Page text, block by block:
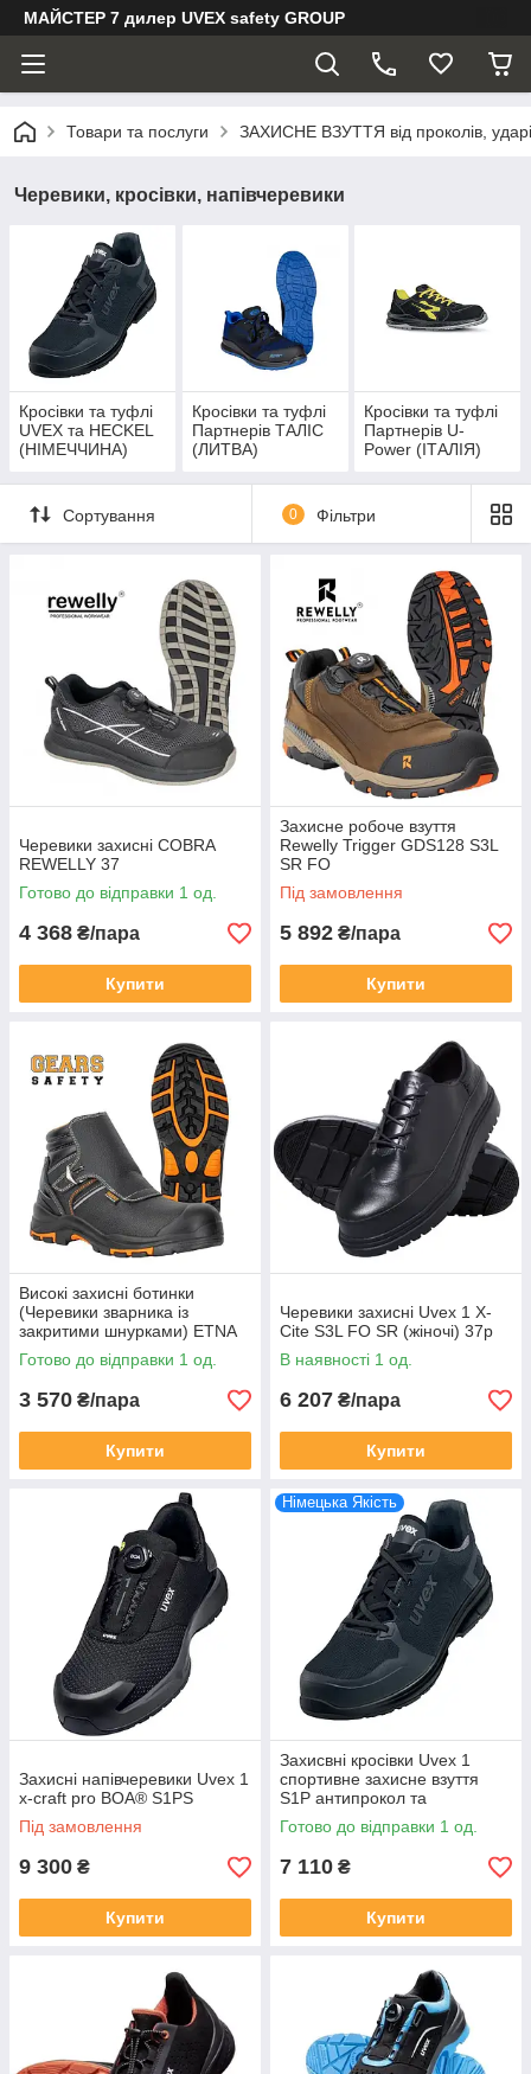
МАЙСТЕР 7 дилер UVEX safety GROUP
Товари та послуги ЗАХИСНЕ ВЗУТТЯ від проколів,
Черевики, кросівки, напівчеревики
Кросівки та туфлі
UVEX та HECKEL
(НІМЕЧЧИНА)
Кросівки та туфлі
Партнерів ТАЛІС
(ЛИТВА)
Кросівки та туфлі
Партнерів U-
Power (ІТАЛІЯ)
Сортування 0 Фільтри
Черевики захисні COBRA
REWELLY 37
Готово до відправки 1 од.
4 368 ₴/пара
Купити
Захисне робоче взуття
Rewelly Trigger GDS128 S3L
SR FO
Під замовлення
5 892 ₴/пара
Купити
Високі захисні ботинки
(Черевики зварника із
закритими шнурками) ETNA
Gears Safety S3L SR HRO 42
Готово до відправки 1 од.
3 570 ₴/пара
Купити
Черевики захисні Uvex 1 X-
Cite S3L FO SR (жіночі) 37р
В наявності 1 од.
6 207 ₴/пара
Купити
Захисні напівчеревики Uvex 1
x-craft pro BOA® S1PS
Під замовлення
9 300 ₴
Купити
Німецька Якість
Захисвні кросівки Uvex 1
спортивне захисне взуття
S1P антипрокол та
протиковзання 39
Готово до відправки 1 од.
7 110 ₴
Купити